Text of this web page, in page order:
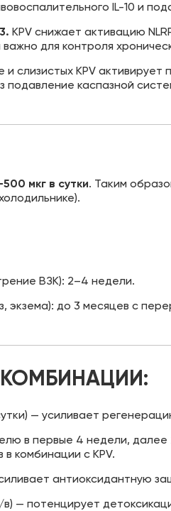
IL-10 и
KPV снижает активацию
для контроля
и слизистых KPV
подавление каспазной
мкг в сутки. Таким
ВЗК): 2–4 недели.
экзема): до 3 месяцев с
— усиливает
в первые 4 недели,
комбинации с KPV.
антиоксидантную
— потенцирует